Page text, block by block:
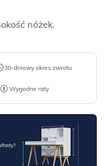
nóżek.
30-dniowy okres zwrotu
Wygodne raty